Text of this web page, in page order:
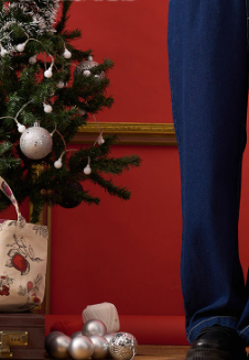
購買商品的店家。未經商家同意取消
後付繳納相關費用。
※ 交易是否成功請以「AFTEE先享後
是否繳費成功／繳費後需取消欲退款
客戶支援中心」
https://
【注意事項】
１．透過由恩沛科技股份有限公司提
易，需依本服務之必要範圍內提供個
權轉讓予恩沛科技股份有限公司。
２．關於個人資料處理事宜，請瀏覽
https://aftee.tw/terms/#terms3
３．未成年的使用者請事先徵得法定
「AFTEE先享後付」，若未經同意申
任。
４．使用「AFTEE先享後付」時，將
時審查核予不同之上限額度；若仍有
請求用戶進行身份認證。
每筆NT$60，滿NT$2,000(含以上
付款後7-11取貨
每筆NT$60，滿NT$2,000(含以上
黑貓宅急便(包裹尺寸60cm以下)
每筆NT$100，滿NT$2,000(含以
黑貓宅急便(包裹尺寸90cm以下)
每筆NT$140，滿NT$2,000(含以